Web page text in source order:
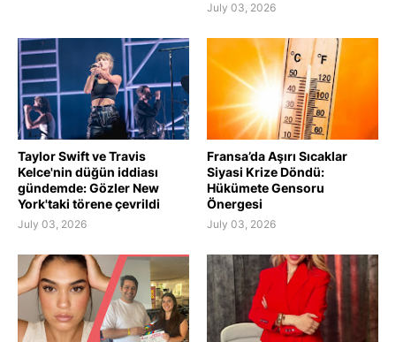
July 03, 2026
Taylor Swift ve Travis
Kelce'nin düğün iddiası
gündemde: Gözler New
York'taki törene çevrildi
July 03, 2026
Fransa’da Aşırı Sıcaklar
Siyasi Krize Döndü:
Hükümete Gensoru
Önergesi
July 03, 2026